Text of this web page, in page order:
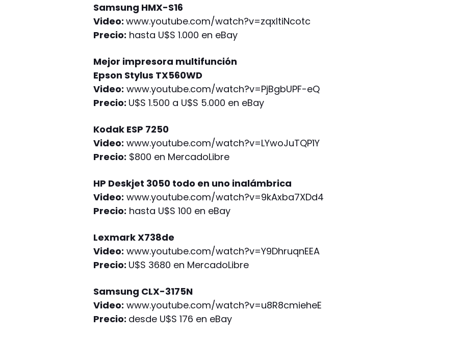
Samsung HMX-S16
Video:www.youtube.com/watch?v=zqxltiNcotc
Precio: hasta U$S 1.000 en eBay
Mejor impresora multifunción
Epson Stylus TX560WD
Video: www.youtube.com/watch?v=PjBgbUPF-eQ
Precio: U$S 1.500 a U$S 5.000 en eBay
Kodak ESP 7250
Video: www.youtube.com/watch?v=LYwoJuTQP1Y
Precio: $800 en MercadoLibre
HP Deskjet 3050 todo en uno inalámbrica
Video: www.youtube.com/watch?v=9kAxba7XDd4
Precio: hasta U$S 100 en eBay
Lexmark X738de
Video: www.youtube.com/watch?v=Y9DhruqnEEA
Precio: U$S 3680 en MercadoLibre
Samsung CLX-3175N
Video: www.youtube.com/watch?v=u8R8cmieheE
Precio: desde U$S 176 en eBay